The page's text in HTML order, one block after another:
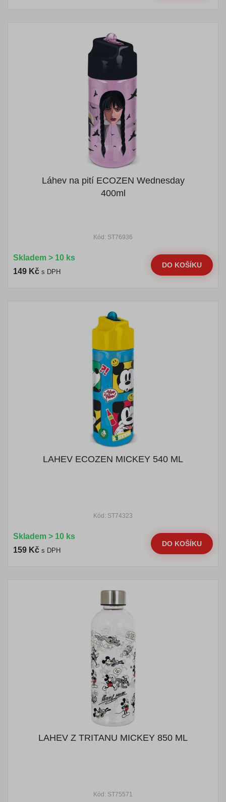
Láhev na pití ECOZEN Wednesday
400ml
Kód: ST76936
Skladem > 10 ks
149 Kč s DPH
DO KOŠÍKU
LAHEV ECOZEN MICKEY 540 ML
Kód: ST74323
Skladem > 10 ks
159 Kč s DPH
DO KOŠÍKU
LAHEV Z TRITANU MICKEY 850 ML
Kód: ST75571